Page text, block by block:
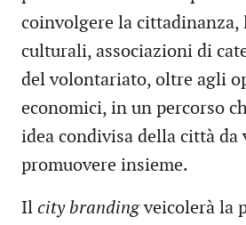
coinvolgere la cittadinanza,
culturali, associazioni di
del volontariato, oltre agli
economici, in un percorso
idea condivisa della città da
promuovere insieme.
Il city brandingveicolerà la